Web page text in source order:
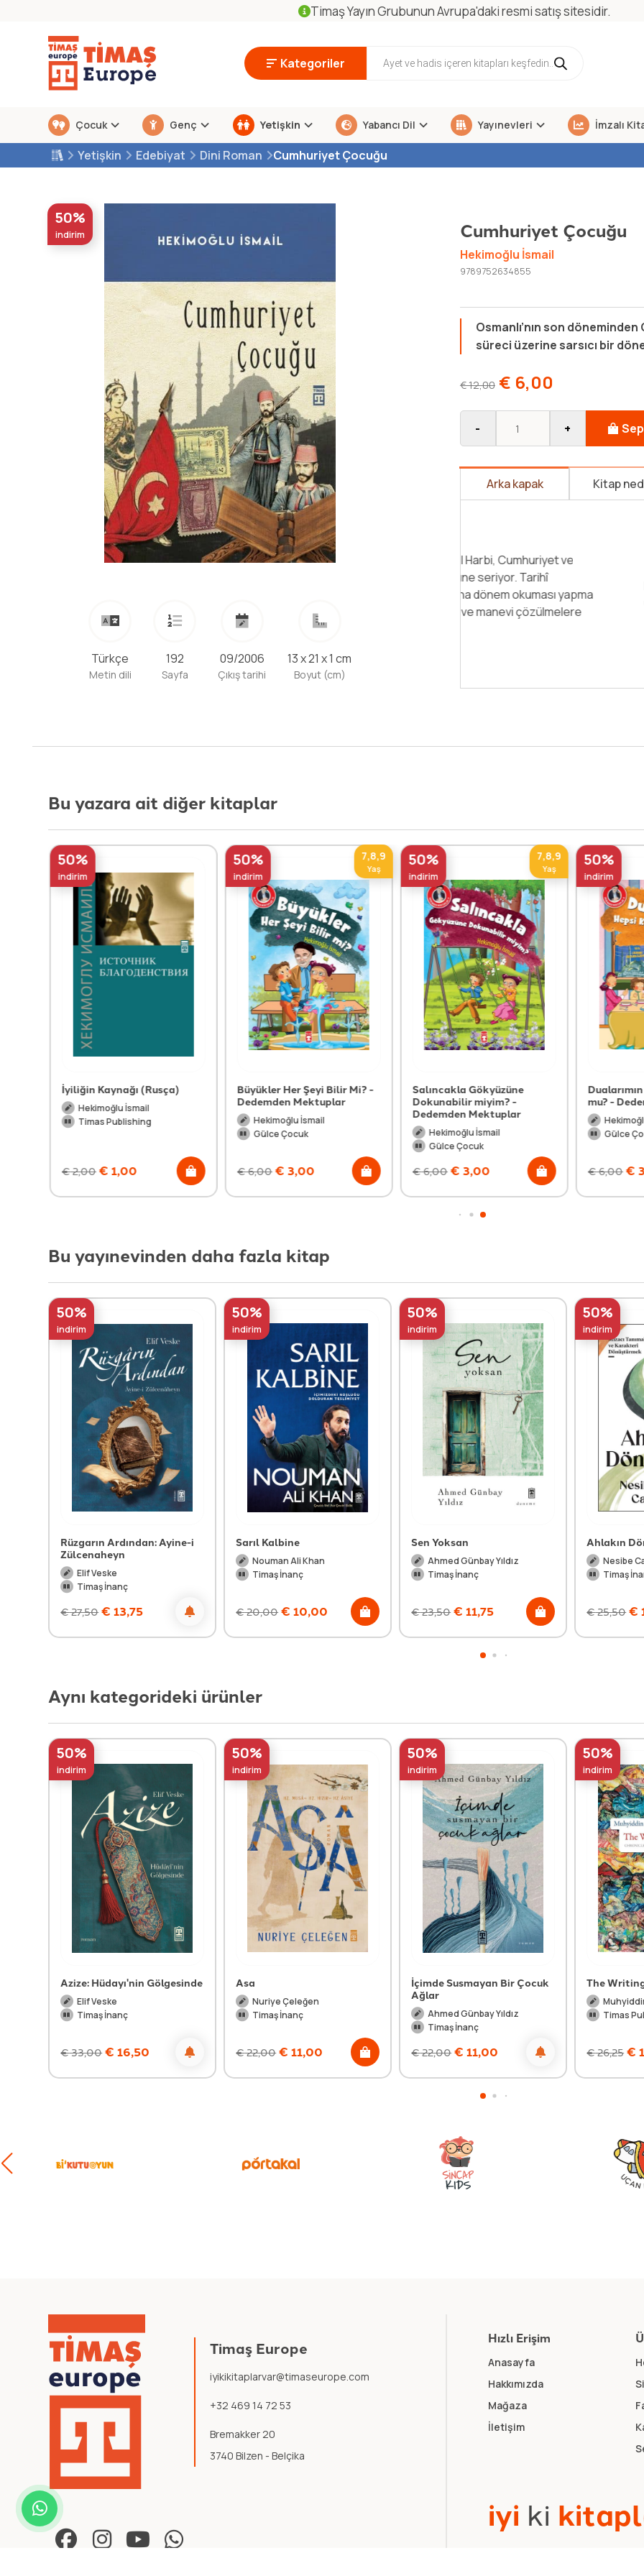
Timaş Yayın Grubunun Avrupa'daki resmi satış sitesidir.
Kategoriler
Çocuk Genç Yetişkin Yabancı Dil Yayınevleri İmzalı
Yetişkin Edebiyat Dini Roman Cumhuriyet Çocuğu
50%
indirim
Türkçe
Metin dili
192
Sayfa
09/2006
Çıkış tarihi
13 x 21 x 1 cm
Boyut (cm)
Cumhuriyet Çocuğu
Hekimoğlu İsmail
9789752634855
Osmanlı’nın son
süreci üzerine sarsıcı bir
€12,00 € 6,00
- +
Arka kapak Kitap
hâkim. Halk belini doğrultmaya
geçiren açlık, sefalet kolay
dönen askerler ekmek derdine
Bu yazara ait diğer kitaplar
50%
indirim
İyiliğin Kaynağı (Rusça)
Hekimoğlu İsmail
Timas Publishing
€2,00 €1,00
50%
indirim
7,8,9
Yaş
Büyükler Her Şeyi Bilir Mi? -
Dedemden Mektuplar
Hekimoğlu İsmail
Gülce Çocuk
€6,00 €3,00
50%
indirim
7,8,9
Yaş
Salıncakla Gökyüzüne
Dokunabilir miyim? -
Dedemden Mektuplar
Hekimoğlu İsmail
Gülce Çocuk
€6,00 €3,00
50%
indirim
mu? -
Gülce
€6,00 €
Bu yayınevinden daha fazla kitap
50%
indirim
Rüzgarın Ardından: Ayine-i
Zülcenaheyn
Elif Veske
Timaş İnanç
€27,50 € 13,75
50%
indirim
Sarıl Kalbine
Nouman Ali Khan
Timaş İnanç
€20,00 € 10,00
50%
indirim
Sen Yoksan
Ahmed Günbay Yıldız
Timaş İnanç
€23,50 € 11,75
50%
indirim
Ahlakın
Nesibe
Timaş
€25,50 €
Aynı kategorideki ürünler
50%
indirim
Azize: Hüdayı'nin Gölgesinde
Elif Veske
Timaş İnanç
€33,00 € 16,50
50%
indirim
Asa
Nuriye Çeleğen
Timaş İnanç
€22,00 € 11,00
50%
indirim
İçimde Susmayan Bir Çocuk
Ağlar
Ahmed Günbay Yıldız
Timaş İnanç
€22,00 € 11,00
50%
indirim
The
Timas
€26,25 €
Timaş Europe
iyikikitaplarvar@timaseurope.com
+32 469 14 72 53
Bremakker 20
3740 Bilzen - Belçika
Hızlı Erişim
Anasayfa
Hakkımızda
Mağaza
İletişim
iyi ki kitapl